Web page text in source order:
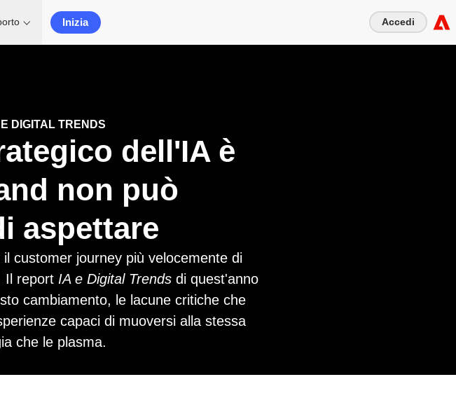
Inizia Accedi
DIGITAL TRENDS
dell'IA è
non può
aspettare
customer journey più velocemente di
Il report IA e Digital Trendsdi quest'anno
cambiamento, le lacune critiche che
capaci di muoversi alla stessa
che le plasma.